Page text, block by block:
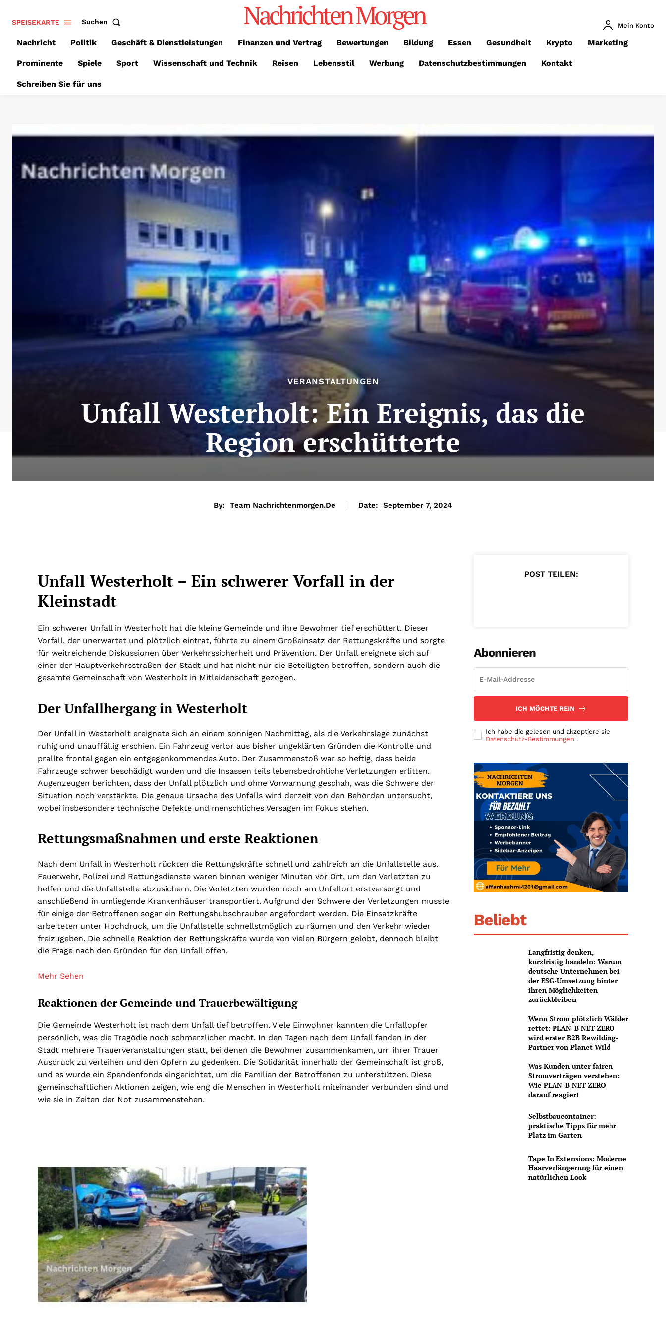
SPEISEKARTE Suchen Nachrichten Morgen Mein Konto
Nachricht Politik Geschäft & Dienstleistungen Finanzen und Vertrag Bewertungen Bildung Essen Gesundheit Krypto Marketing
Prominente Spiele Sport Wissenschaft und Technik Reisen Lebensstil Werbung Datenschutzbestimmungen Kontakt
Schreiben Sie für uns
VERANSTALTUNGEN
Unfall Westerholt: Ein Ereignis, das die
Region erschütterte
By: Team Nachrichtenmorgen.de Date: September 7, 2024
Unfall Westerholt – Ein schwerer Vorfall in der
Kleinstadt
Ein schwerer Unfall in Westerholt hat die kleine Gemeinde und ihre Bewohner tief erschüttert. Dieser
Vorfall, der unerwartet und plötzlich eintrat, führte zu einem Großeinsatz der Rettungskräfte und sorgte
für weitreichende Diskussionen über Verkehrssicherheit und Prävention. Der Unfall ereignete sich auf
einer der Hauptverkehrsstraßen der Stadt und hat nicht nur die Beteiligten betroffen, sondern auch die
gesamte Gemeinschaft von Westerholt in Mitleidenschaft gezogen.
Der Unfallhergang in Westerholt
Der Unfall in Westerholt ereignete sich an einem sonnigen Nachmittag, als die Verkehrslage zunächst
ruhig und unauffällig erschien. Ein Fahrzeug verlor aus bisher ungeklärten Gründen die Kontrolle und
prallte frontal gegen ein entgegenkommendes Auto. Der Zusammenstoß war so heftig, dass beide
Fahrzeuge schwer beschädigt wurden und die Insassen teils lebensbedrohliche Verletzungen erlitten.
Augenzeugen berichten, dass der Unfall plötzlich und ohne Vorwarnung geschah, was die Schwere der
Situation noch verstärkte. Die genaue Ursache des Unfalls wird derzeit von den Behörden untersucht,
wobei insbesondere technische Defekte und menschliches Versagen im Fokus stehen.
Rettungsmaßnahmen und erste Reaktionen
Nach dem Unfall in Westerholt rückten die Rettungskräfte schnell und zahlreich an die Unfallstelle aus.
Feuerwehr, Polizei und Rettungsdienste waren binnen weniger Minuten vor Ort, um den Verletzten zu
helfen und die Unfallstelle abzusichern. Die Verletzten wurden noch am Unfallort erstversorgt und
anschließend in umliegende Krankenhäuser transportiert. Aufgrund der Schwere der Verletzungen musste
für einige der Betroffenen sogar ein Rettungshubschrauber angefordert werden. Die Einsatzkräfte
arbeiteten unter Hochdruck, um die Unfallstelle schnellstmöglich zu räumen und den Verkehr wieder
freizugeben. Die schnelle Reaktion der Rettungskräfte wurde von vielen Bürgern gelobt, dennoch bleibt
die Frage nach den Gründen für den Unfall offen.
Mehr Sehen
Reaktionen der Gemeinde und Trauerbewältigung
Die Gemeinde Westerholt ist nach dem Unfall tief betroffen. Viele Einwohner kannten die Unfallopfer
persönlich, was die Tragödie noch schmerzlicher macht. In den Tagen nach dem Unfall fanden in der
Stadt mehrere Trauerveranstaltungen statt, bei denen die Bewohner zusammenkamen, um ihrer Trauer
Ausdruck zu verleihen und den Opfern zu gedenken. Die Solidarität innerhalb der Gemeinschaft ist groß,
und es wurde ein Spendenfonds eingerichtet, um die Familien der Betroffenen zu unterstützen. Diese
gemeinschaftlichen Aktionen zeigen, wie eng die Menschen in Westerholt miteinander verbunden sind und
wie sie in Zeiten der Not zusammenstehen.
POST TEILEN:
Abonnieren
ICH MÖCHTE REIN
Ich habe die gelesen und akzeptiere sie
Datenschutz-Bestimmungen .
Beliebt
Langfristig denken,
kurzfristig handeln: Warum
deutsche Unternehmen bei
der ESG-Umsetzung hinter
ihren Möglichkeiten
zurückbleiben
Wenn Strom plötzlich Wälder
rettet: PLAN-B NET ZERO
wird erster B2B Rewilding-
Partner von Planet Wild
Was Kunden unter fairen
Stromverträgen verstehen:
Wie PLAN-B NET ZERO
darauf reagiert
Selbstbaucontainer:
praktische Tipps für mehr
Platz im Garten
Tape In Extensions: Moderne
Haarverlängerung für einen
natürlichen Look